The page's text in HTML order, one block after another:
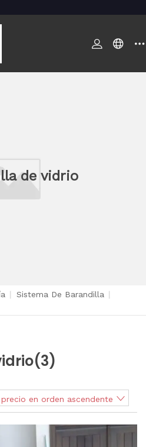
de vidrio
Sistema De Barandilla
(3)
en orden ascendente